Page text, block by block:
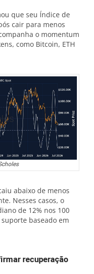
que seu Índice de
cair para menos
o momentum
como Bitcoin, ETH
abaixo de menos
Nesses casos, o
de 12% nos 100
baseado em
recuperação